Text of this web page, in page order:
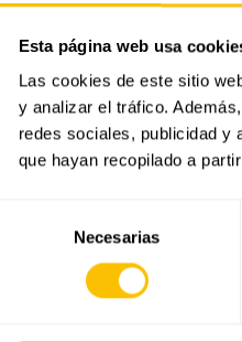
Esta página web usa
Las cookies de este sitio
y analizar el tráfico.
redes sociales, publicidad y
que hayan recopilado a
consentimiento
Necesarias